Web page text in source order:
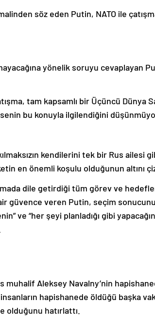
söz eden Putin, NATO ile
yönelik soruyu cevaplayan
tam kapsamlı bir Üçüncü Dünya
bu konuyla ilgilendiğini
kendilerini tek bir Rus ailesi
en önemli koşulu olduğunun altını
dile getirdiği tüm görev ve
güvence veren Putin, seçim
ve “her şeyi planladığı gibi
muhalif Aleksey Navalny’nin
hapishanede öldüğü başka
olduğunu hatırlattı.